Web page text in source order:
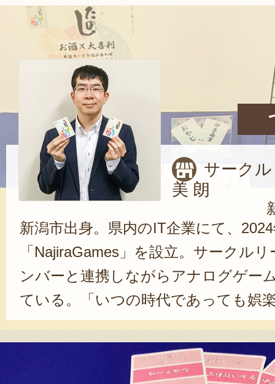
サーク
美 朗
新潟市出身。県内のIT企業にて、
「NajiraGames」を設立。サークル
ンバーと連携しながらアナログゲー
ている。「いつの時代であっても娯
という信念のもと、日々デジタルの
ありながら、対面ならではの熱気や
ナログゲームの可能性を追求。各種